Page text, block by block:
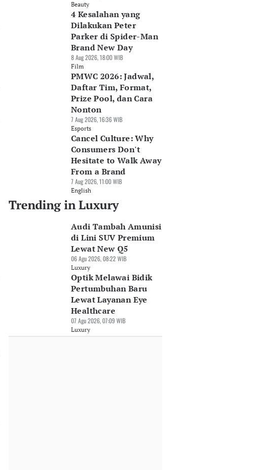
Beauty
4 Kesalahan yang
Dilakukan Peter
Parker di Spider-Man
Brand New Day
8 Aug 2026, 18:00 WIB
Film
PMWC 2026: Jadwal,
Daftar Tim, Format,
Prize Pool, dan Cara
Nonton
7 Aug 2026, 16:36 WIB
Esports
Cancel Culture: Why
Consumers Don't
Hesitate to Walk Away
From a Brand
7 Aug 2026, 11:00 WIB
English
Trending in Luxury
Audi Tambah Amunisi
di Lini SUV Premium
Lewat New Q5
06 Agu 2026, 08:22 WIB
Luxury
Optik Melawai Bidik
Pertumbuhan Baru
Lewat Layanan Eye
Healthcare
07 Agu 2026, 07:09 WIB
Luxury